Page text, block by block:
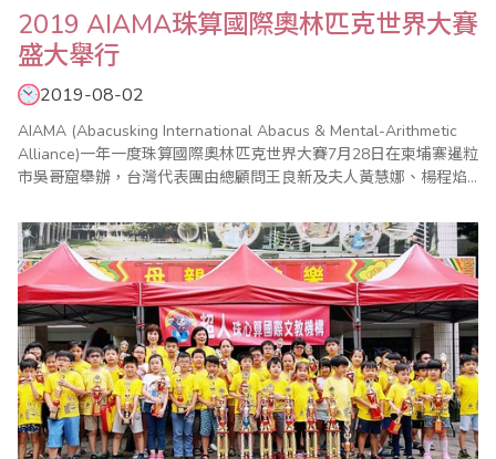
2019 AIAMA珠算國際奧林匹克世界大賽
盛大舉行
2019-08-02
AIAMA (Abacusking International Abacus & Mental-Arithmetic
Alliance)一年一度珠算國際奧林匹克世界大賽7月28日在柬埔寨暹粒
市吳哥窟舉辦，台灣代表團由總顧問王良新及夫人黃慧娜、楊程焰
鍾健美總教練、李皓晴老師等帶領選手及隨行團員共41名參與盛
會。 代表團行前承蒙外..